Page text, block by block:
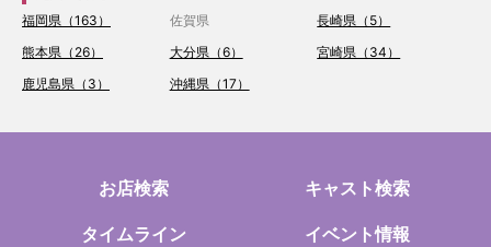
福岡県（163） 佐賀県
長崎県（5）
熊本県（26）
大分県（6）
宮崎県（34）
鹿児島県（3）
沖縄県（17）
お店検索 キャスト検索
タイムライン イベント情報